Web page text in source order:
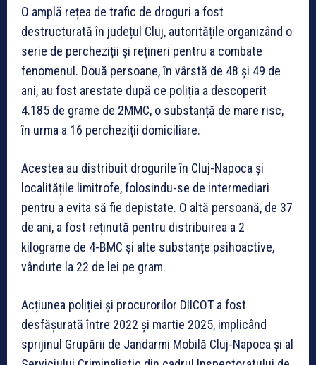
O amplă rețea de trafic de droguri a fost
destructurată în județul Cluj, autoritățile organizând o
serie de percheziții și rețineri pentru a combate
fenomenul. Două persoane, în vârstă de 48 și 49 de
ani, au fost arestate după ce poliția a descoperit
4.185 de grame de 2MMC, o substanță de mare risc,
în urma a 16 percheziții domiciliare.
Acestea au distribuit drogurile în Cluj-Napoca și
localitățile limitrofe, folosindu-se de intermediari
pentru a evita să fie depistate. O altă persoană, de 37
de ani, a fost reținută pentru distribuirea a 2
kilograme de 4-BMC și alte substanțe psihoactive,
vândute la 22 de lei pe gram.
Acțiunea poliției și procurorilor DIICOT a fost
desfășurată între 2022 și martie 2025, implicând
sprijinul Grupării de Jandarmi Mobilă Cluj-Napoca și al